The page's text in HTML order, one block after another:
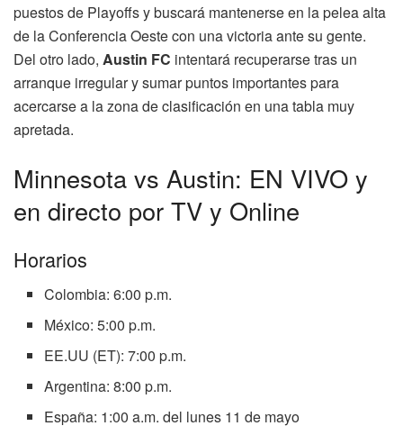
puestos de Playoffs y buscará mantenerse en la pelea alta
de la Conferencia Oeste con una victoria ante su gente.
Del otro lado, Austin FC intentará recuperarse tras un
arranque irregular y sumar puntos importantes para
acercarse a la zona de clasificación en una tabla muy
apretada.
Minnesota vs Austin: EN VIVO y
en directo por TV y Online
Horarios
Colombia: 6:00 p.m.
México: 5:00 p.m.
EE.UU (ET): 7:00 p.m.
Argentina: 8:00 p.m.
España: 1:00 a.m. del lunes 11 de mayo